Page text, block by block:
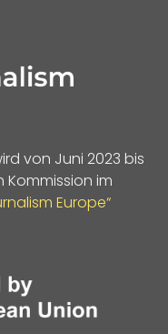
von Juni 2023 bis
Kommission im
Europe“